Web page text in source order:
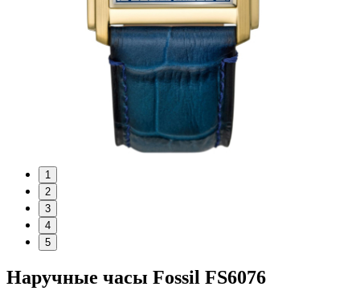
1
2
3
4
5
Наручные часы Fossil FS6076